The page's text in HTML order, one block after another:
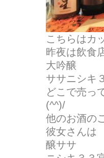
こちらはカ
昨夜は飲食
大吟醸
ササニシキ
どこで売っ
(^^)/
他のお酒の
彼女さんは
醸ササ